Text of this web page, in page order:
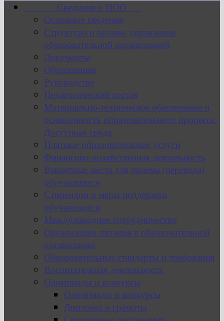
Сведения о ПОО
Основные сведения
Структура и органы управления
образовательной организацией
Документы
Образование
Руководство
Педагогический состав
Материально-техническое обеспечение и
оснащенность образовательного процесса.
Доступная среда
Платные образовательные услуги
Финансово-хозяйственная деятельность
Вакантные места для приема (перевода)
обучающихся
Стипендии и меры поддержки
обучающихся
Международное сотрудничество
Организация питания в образовательной
организации
Образовательные стандарты и требования
Воспитательная деятельность
Олимпиады и конкурсы
Олимпиады и конкурсы
Дипломы и грамоты